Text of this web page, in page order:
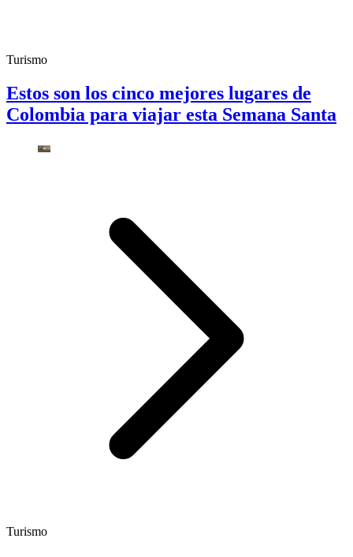
Turismo
Estos son los cinco mejores lugares de
Colombia para viajar esta Semana Santa
Turismo